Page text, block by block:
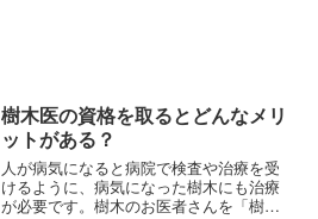
樹木医の資格を取るとどんなメリ
ットがある？
人が病気になると病院で検査や治療を受
けるように、病気になった樹木にも治療
が必要です。樹木のお医者さんを「樹木